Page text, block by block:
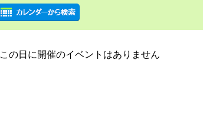
この日に開催のイベントはありません